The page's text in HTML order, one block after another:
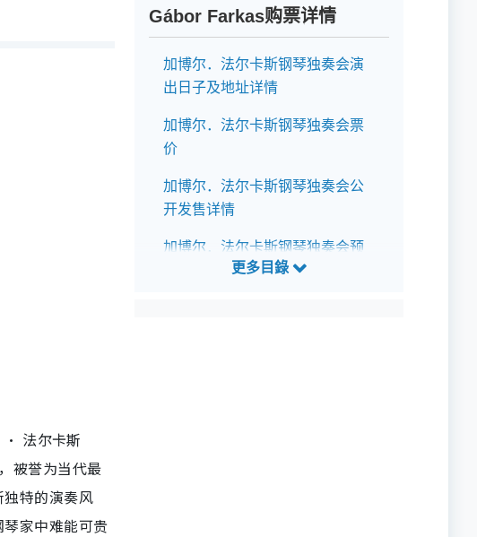
· 法尔卡斯
被誉为当代最
特的演奏风
家中难能可贵
Gábor Farkas购票详情
加博尔．法尔卡斯钢琴独奏会演
出日子及地址详情
加博尔．法尔卡斯钢琴独奏会票
价
加博尔．法尔卡斯钢琴独奏会公
开发售详情
加博尔．法尔卡斯钢琴独奏会预